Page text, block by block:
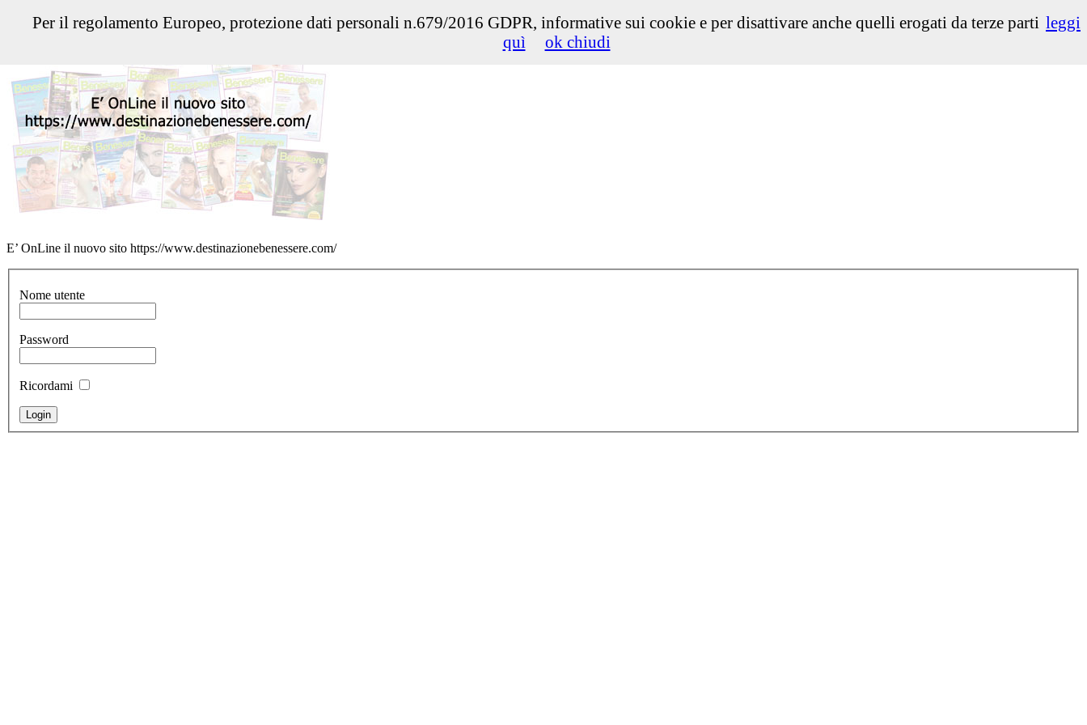
Select Language▼
E’ OnLine il nuovo sito https://www.destinazionebenessere.com/
Nome utente
Password
Ricordami
Per il regolamento Europeo, protezione dati personali n.679/2016 GDPR, informative sui cookie e per disattivare anche quelli erogati da terze parti leggi
quì
ok chiudi